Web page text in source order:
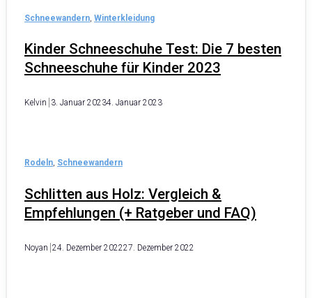
Kinder Schneeschuhe Test: Die 7 besten
Schneeschuhe für Kinder 2023
Schneewandern Winterkleidung
Kelvin 3. Januar 20234. Januar 2023
Schlitten aus Holz: Vergleich &
Empfehlungen (+ Ratgeber und FAQ)
Rodeln, Schneewandern
Noyan 24. Dezember 202227. Dezember 2022